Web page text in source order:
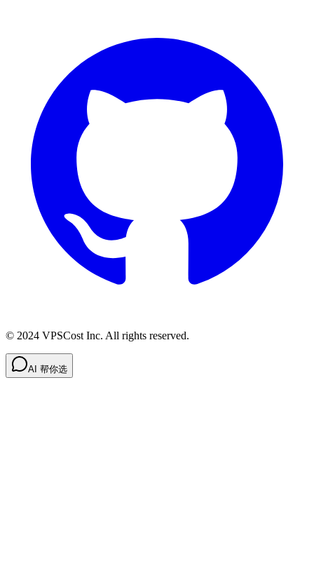
© 2024 VPSCost Inc. All rights reserved.
AI 帮你选